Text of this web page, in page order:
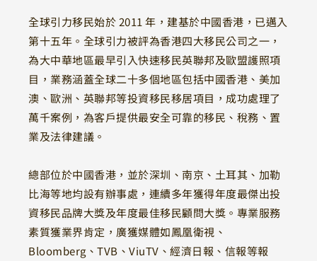
全球引力移民始於 2011 年，建基於中國香港，已邁入
第十五年。全球引力被評為香港四大移民公司之一，
為大中華地區最早引入快速移民英聯邦及歐盟護照項
目，業務涵蓋全球二十多個地區包括中國香港、美加
澳、歐洲、英聯邦等投資移民移居項目，成功處理了
萬千案例，為客戶提供最安全可靠的移民、稅務、置
業及法律建議。
總部位於中國香港，並於深圳、南京、土耳其、加勒
比海等地均設有辦事處，連續多年獲得年度最傑出投
資移民品牌大獎及年度最佳移民顧問大獎。專業服務
素質獲業界肯定，廣獲媒體如鳳凰衛視、
Bloomberg、TVB、ViuTV、經濟日報、信報等報